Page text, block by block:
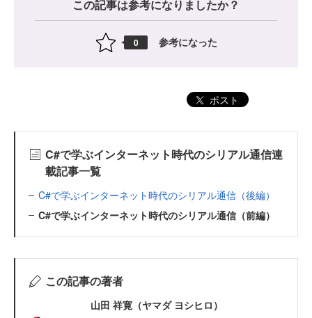
この記事は参考になりましたか？
0 参考になった
ポスト
C#で学ぶインターネット時代のシリアル通信連
載記事一覧
C#で学ぶインターネット時代のシリアル通信（後編）
C#で学ぶインターネット時代のシリアル通信（前編）
この記事の著者
山田 祥寛（ヤマダ ヨシヒロ）